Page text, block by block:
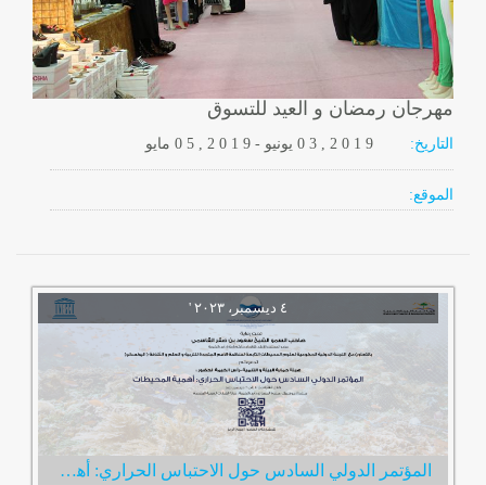
مهرجان رمضان و العيد للتسوق
التاريخ: 0 5 , 2 0 1 9- يونيو 0 3 , 2 0 1 9
الموقع:
المؤتمر الدولي السادس حول الاحتباس الحراري: أهمية المحيطات